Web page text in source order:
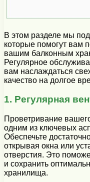
В этом разделе мы
которые помогут вам
вашим балконным
Регулярное
вам наслаждаться
качество на долгое
1. Регулярная
Проветривание
одним из ключевых
Обеспечьте
открывая окна или
отверстия. Это
и сохранить
хранилища.